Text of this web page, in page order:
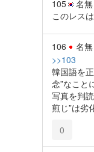
105 名無
このレス
106 名無
>>103
韓国語を
念”なこと
写真を判
煎じ”は劣
0